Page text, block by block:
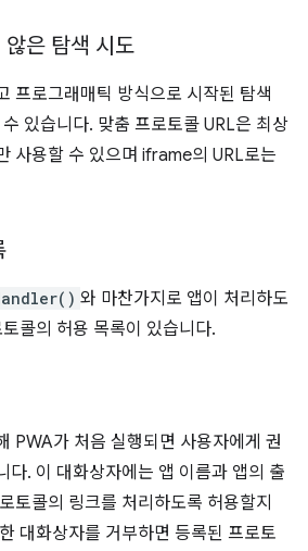
은 탐색 시도
프로그래매틱 방식으로 시작된 탐색
있습니다. 맞춤 프로토콜 URL은 최상
사용할 수 있으며 iframe의 URL로는
와 마찬가지로 앱이 처리하도
콜의 허용 목록이 있습니다.
PWA가 처음 실행되면 사용자에게 권
다. 이 대화상자에는 앱 이름과 앱의 출
토콜의 링크를 처리하도록 허용할지
대화상자를 거부하면 등록된 프로토